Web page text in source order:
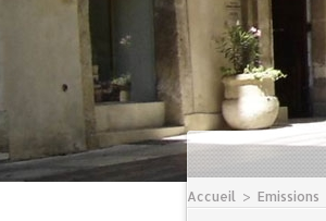
Accueil > Emissions